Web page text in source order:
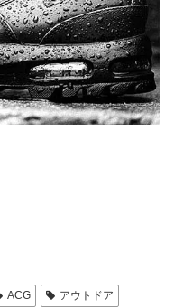
ACG
アウトドア